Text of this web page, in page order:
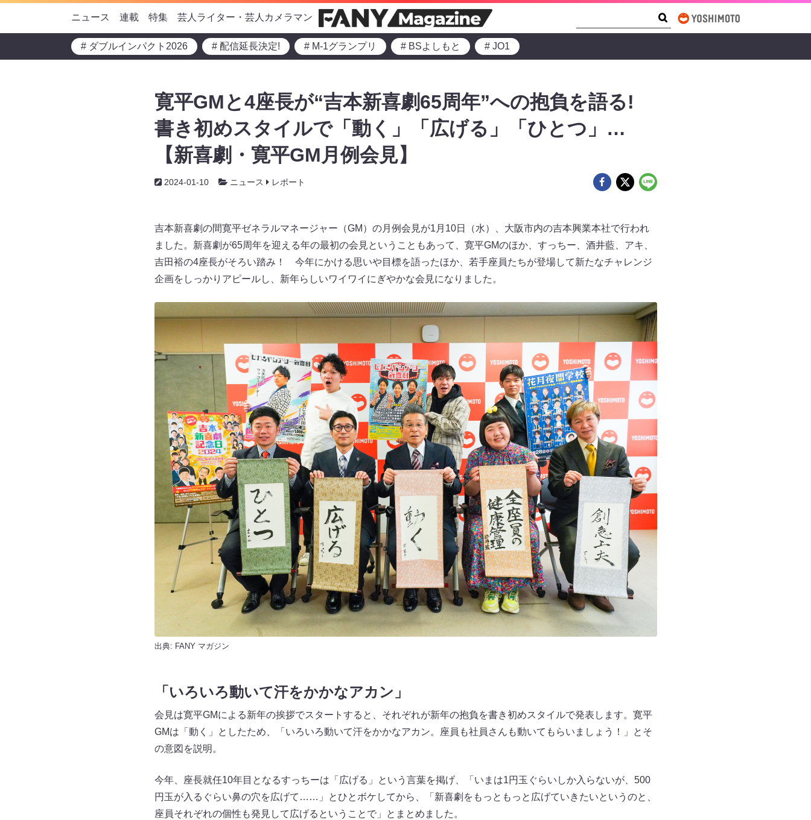
ニュース 連載 特集 芸人ライター・芸人カメラマン
# ダブルインパクト2026 # 配信延長決定! # M-1グランプリ # BSよしもと # JO1
寛平GMと4座長が“吉本新喜劇65周年”への抱負を語る!
書き初めスタイルで「動く」「広げる」「ひとつ」…
【新喜劇・寛平GM月例会見】
2024-01-10 ニュース レポート
吉本新喜劇の間寛平ゼネラルマネージャー（GM）の月例会見が1月10日（水）、大阪市内の吉本興業本社で行われ
ました。新喜劇が65周年を迎える年の最初の会見ということもあって、寛平GMのほか、すっちー、酒井藍、アキ、
吉田裕の4座長がそろい踏み！ 今年にかける思いや目標を語ったほか、若手座員たちが登場して新たなチャレンジ
企画をしっかりアピールし、新年らしいワイワイにぎやかな会見になりました。
出典: FANY マガジン
「いろいろ動いて汗をかかなアカン」
会見は寛平GMによる新年の挨拶でスタートすると、それぞれが新年の抱負を書き初めスタイルで発表します。寛平
GMは「動く」としたため、「いろいろ動いて汗をかかなアカン。座員も社員さんも動いてもらいましょう！」とそ
の意図を説明。
今年、座長就任10年目となるすっちーは「広げる」という言葉を掲げ、「いまは1円玉ぐらいしか入らないが、500
円玉が入るぐらい鼻の穴を広げて……」とひとボケしてから、「新喜劇をもっともっと広げていきたいというのと、
座員それぞれの個性も発見して広げるということで」とまとめました。